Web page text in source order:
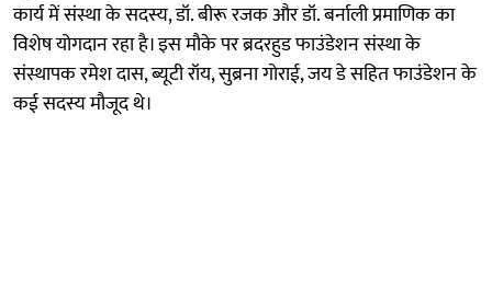
कार्य में संस्था के सदस्य, डॉ. बीरू रजक और डॉ. बर्नाली प्रमाणिक का
विशेष योगदान रहा है। इस मौके पर ब्रदरहुड फाउंडेशन संस्था के
संस्थापक रमेश दास, ब्यूटी रॉय, सुब्रना गोराई, जय डे सहित फाउंडेशन के
कई सदस्य मौजूद थे।